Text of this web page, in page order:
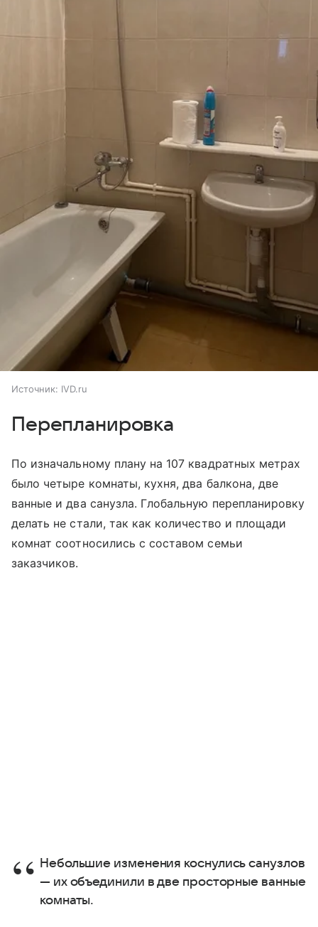
Источник: IVD.ru
Перепланировка
По изначальному плану на 107 квадратных метрах
было четыре комнаты, кухня, два балкона, две
ванные и два санузла. Глобальную перепланировку
делать не стали, так как количество и площади
комнат соотносились с составом семьи
заказчиков.
Небольшие изменения коснулись санузлов
— их объединили в две просторные ванные
комнаты.